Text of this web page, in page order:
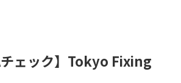
チェック】Tokyo Fixing